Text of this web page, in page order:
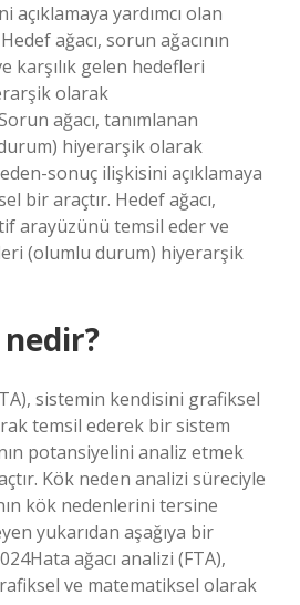
yardımcı olan
ağacı, sorun ağacının
karşılık gelen hedefleri
olarak
ağacı, tanımlanan
hiyerarşik olarak
sonuç ilişkisini açıklamaya
bir araçtır. Hedef ağacı,
arayüzünü temsil eder ve
(olumlu durum) hiyerarşik
sistemin kendisini grafiksel
temsil ederek bir sistem
potansiyelini analiz etmek
Kök neden analizi süreciyle
kök nedenlerini tersine
yukarıdan aşağıya bir
ağacı analizi (FTA),
ve matematiksel olarak